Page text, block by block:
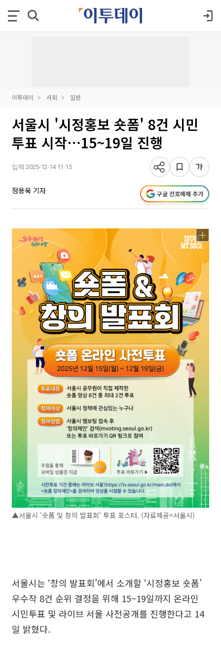
이투데이 사회 일반
서울시 '시정홍보 숏폼' 8건 시민
투표 시작⋯15~19일 진행
입력 2025-12-14 11:15
정용욱 기자 구글 선호매체 추가
▲서울시 '솟폼 및 창의 발표회' 투표 포스터. (자료제공=서울시)
서울시는 ‘창의 발표회’에서 소개할 ‘시정홍보 숏폼’
우수작 8건 순위 결정을 위해 15~19일까지 온라인
시민투표 및 라이브 서울 사전공개를 진행한다고 14
일 밝혔다.